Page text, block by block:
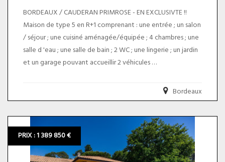
BORDEAUX / CAUDERAN PRIMROSE - EN EXCLUSIVTE !!
Maison de type 5 en R+1 comprenant : une entrée ; un salon
/ séjour ; une cuisiné aménagée/équipée ; 4 chambres ; une
salle d 'eau ; une salle de bain ; 2 WC ; une lingerie ; un jardin
et un garage pouvant accueillir 2 véhicules
est de 710 000,00 euros plus 3,60% TTC d'honoraires charge
acquéreur soit un prix total de 735 560,00 euros.
Bordeaux
PRIX : 1 389 850 €